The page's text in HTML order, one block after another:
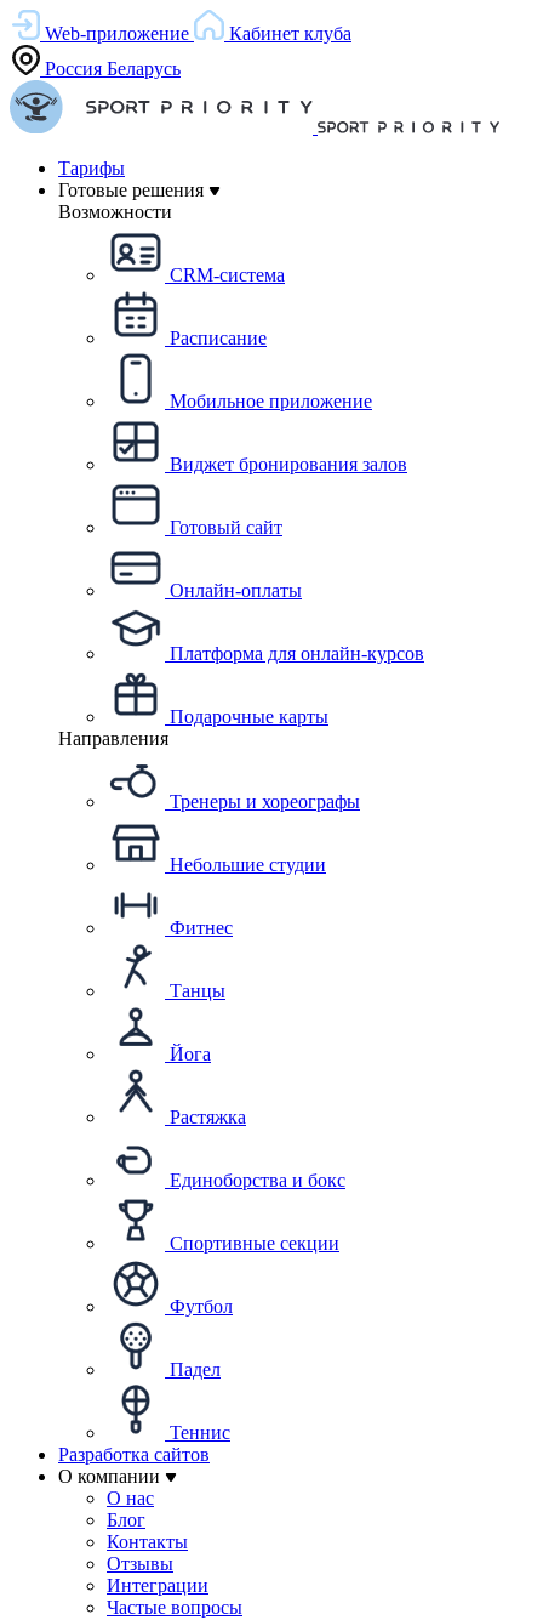
Web-приложение
Кабинет клуба
Россия Беларусь
Тарифы
Готовые решения
Возможности
CRM-система
Расписание
Мобильное приложение
Виджет бронирования залов
Готовый сайт
Онлайн-оплаты
Платформа для онлайн-курсов
Подарочные карты
Направления
Тренеры и хореографы
Небольшие студии
Фитнес
Танцы
Йога
Растяжка
Единоборства и бокс
Спортивные секции
Футбол
Падел
Теннис
Разработка сайтов
О компании
О нас
Блог
Контакты
Отзывы
Интеграции
Частые вопросы